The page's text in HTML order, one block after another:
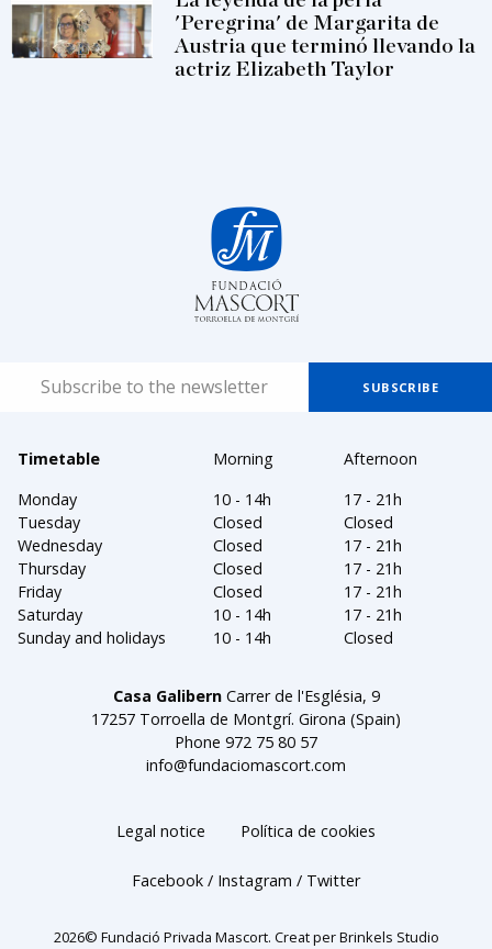
'Peregrina' de Margarita de
Austria que terminó llevando la
actriz Elizabeth Taylor
Timetable Morning
Afternoon
Monday
10 - 14h
17 - 21h
Tuesday
Closed
Closed
Wednesday
Closed
17 - 21h
Thursday
Closed
17 - 21h
Friday
Closed
17 - 21h
Saturday
10 - 14h
17 - 21h
Sunday and holidays
10 - 14h Closed
Casa GalibernCarrer de l'Església, 9
17257 Torroella de Montgrí. Girona (Spain)
Phone 972 75 80 57
info@fundaciomascort.com
Legal notice Política de cookies
Facebook Instagram Twitter
2026© Fundació Privada Mascort. Creat perBrinkels Studio